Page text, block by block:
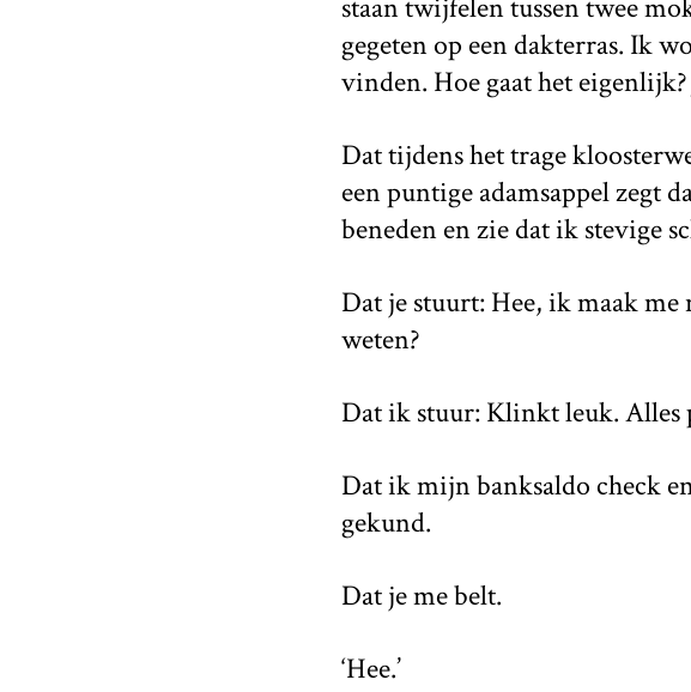
staan twijfelen tussen twee
gegeten op een dakterras. Ik
vinden. Hoe gaat het
Dat tijdens het trage
een puntige adamsappel zegt
beneden en zie dat ik stevige
Dat je stuurt: Hee, ik maak
weten?
Dat ik stuur: Klinkt leuk.
Dat ik mijn banksaldo check
gekund.
Dat je me belt.
‘Hee.’